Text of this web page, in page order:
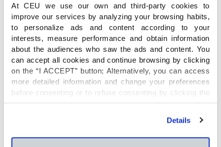
At CEU we use our own and third-party cookies to
improve our services by analyzing your browsing habits,
to personalize ads and content according to your
interests, measure performance and obtain information
about the audiences who saw the ads and content. You
can accept all cookies and continue browsing by clicking
on the “I ACCEPT” button; Alternatively, you can access
more detailed information and change your preferences
before consenting or to refuse consenting by clicking the
"Personalize" button. For more information you can visit
Details